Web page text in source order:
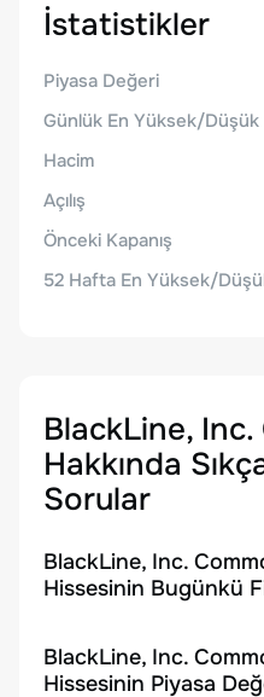
İstatistikler
Piyasa Değeri
Günlük En Yüksek/Düşük
Hacim
Açılış
Önceki Kapanış
52 Hafta En Yüksek/
BlackLine,
Hakkında
Sorular
BlackLine, Inc.
Hissesinin Bugünkü
BlackLine, Inc.
Hissesinin Piyasa